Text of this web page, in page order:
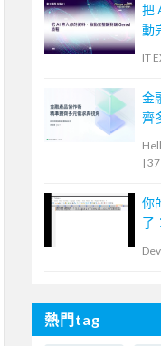
把
動
IT
金
齊
|
你
了
熱門tag